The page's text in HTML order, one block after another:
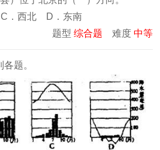
西北 D．东南
题型 综合题 难度 中等
题。